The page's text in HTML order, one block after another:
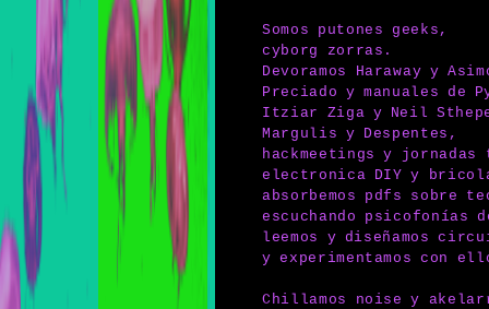
Somos putones geeks,
cyborg zorras.
Devoramos Haraway y
Preciado y manuales de
Itziar Ziga y Neil
Margulis y Despentes,
hackmeetings y
electronica DIY y
absorbemos pdfs sobre
escuchando psicofonías
leemos y diseñamos
y experimentamos con
Chillamos noise y